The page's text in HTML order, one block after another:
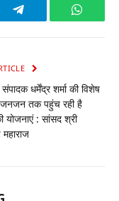
Telegram
धर्मेंद्र शर्मा की विशेष
तक पहुंच रही है
योजनाएं : सांसद श्री
महाराज